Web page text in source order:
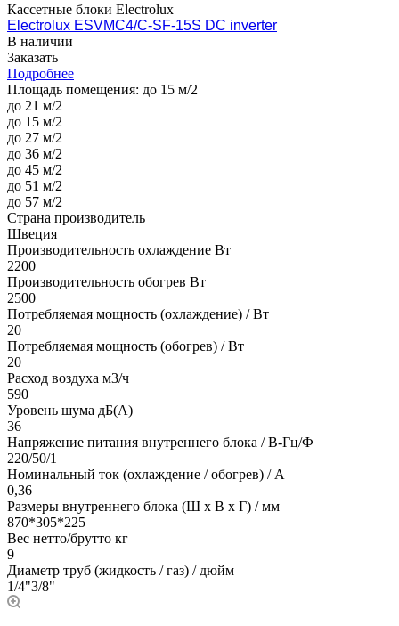
Кассетные блоки Electrolux
Electrolux ESVMC4/C-SF-15S DC inverter
В наличии
Заказать
Подробнее
Площадь помещения: до 15 м/2
до 21 м/2
до 15 м/2
до 27 м/2
до 36 м/2
до 45 м/2
до 51 м/2
до 57 м/2
Страна производитель
Швеция
Производительность охлаждение Вт
2200
Производительность обогрев Вт
2500
Потребляемая мощность (охлаждение) / Вт
20
Потребляемая мощность (обогрев) / Вт
20
Расход воздуха м3/ч
590
Уровень шума дБ(А)
36
Напряжение питания внутреннего блока / В-Гц/Ф
220/50/1
Номинальный ток (охлаждение / обогрев) / A
0,36
Размеры внутреннего блока (Ш х В х Г) / мм
870*305*225
Вес нетто/брутто кг
9
Диаметр труб (жидкость / газ) / дюйм
1/4"3/8"